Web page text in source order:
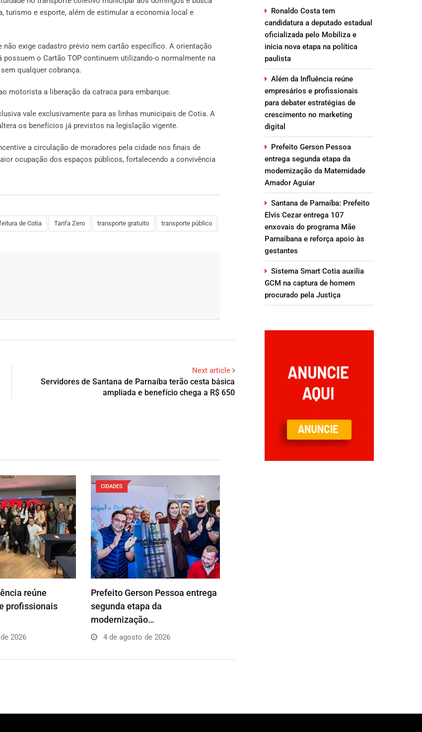
turismo e esporte, além de estimular a economia local e
exige cadastro prévio nem cartão específico. A orientação
o Cartão TOP continuem utilizando-o normalmente na
qualquer cobrança.
motorista a liberação da catraca para embarque.
vale exclusivamente para as linhas municipais de Cotia. A
os benefícios já previstos na legislação vigente.
a circulação de moradores pela cidade nos finais de
ocupação dos espaços públicos, fortalecendo a convivência
de Cotia Tarifa Zero transporte gratuito transporte público
Next article
Servidores de Santana de Parnaíba terão cesta básica
ampliada e benefício chega a R$ 650
reúne
profissionais
2026
CIDADES
Prefeito Gerson Pessoa entrega
segunda etapa da
modernização…
4 de agosto de 2026
Ronaldo Costa tem
candidatura a deputado estadual
oficializada pelo Mobiliza e
inicia nova etapa na política
paulista
Além da Influência reúne
empresários e profissionais
para debater estratégias de
crescimento no marketing
digital
Prefeito Gerson Pessoa
entrega segunda etapa da
modernização da Maternidade
Amador Aguiar
Santana de Parnaíba: Prefeito
Elvis Cezar entrega 107
enxovais do programa Mãe
Parnaibana e reforça apoio às
gestantes
Sistema Smart Cotia auxilia
GCM na captura de homem
procurado pela Justiça